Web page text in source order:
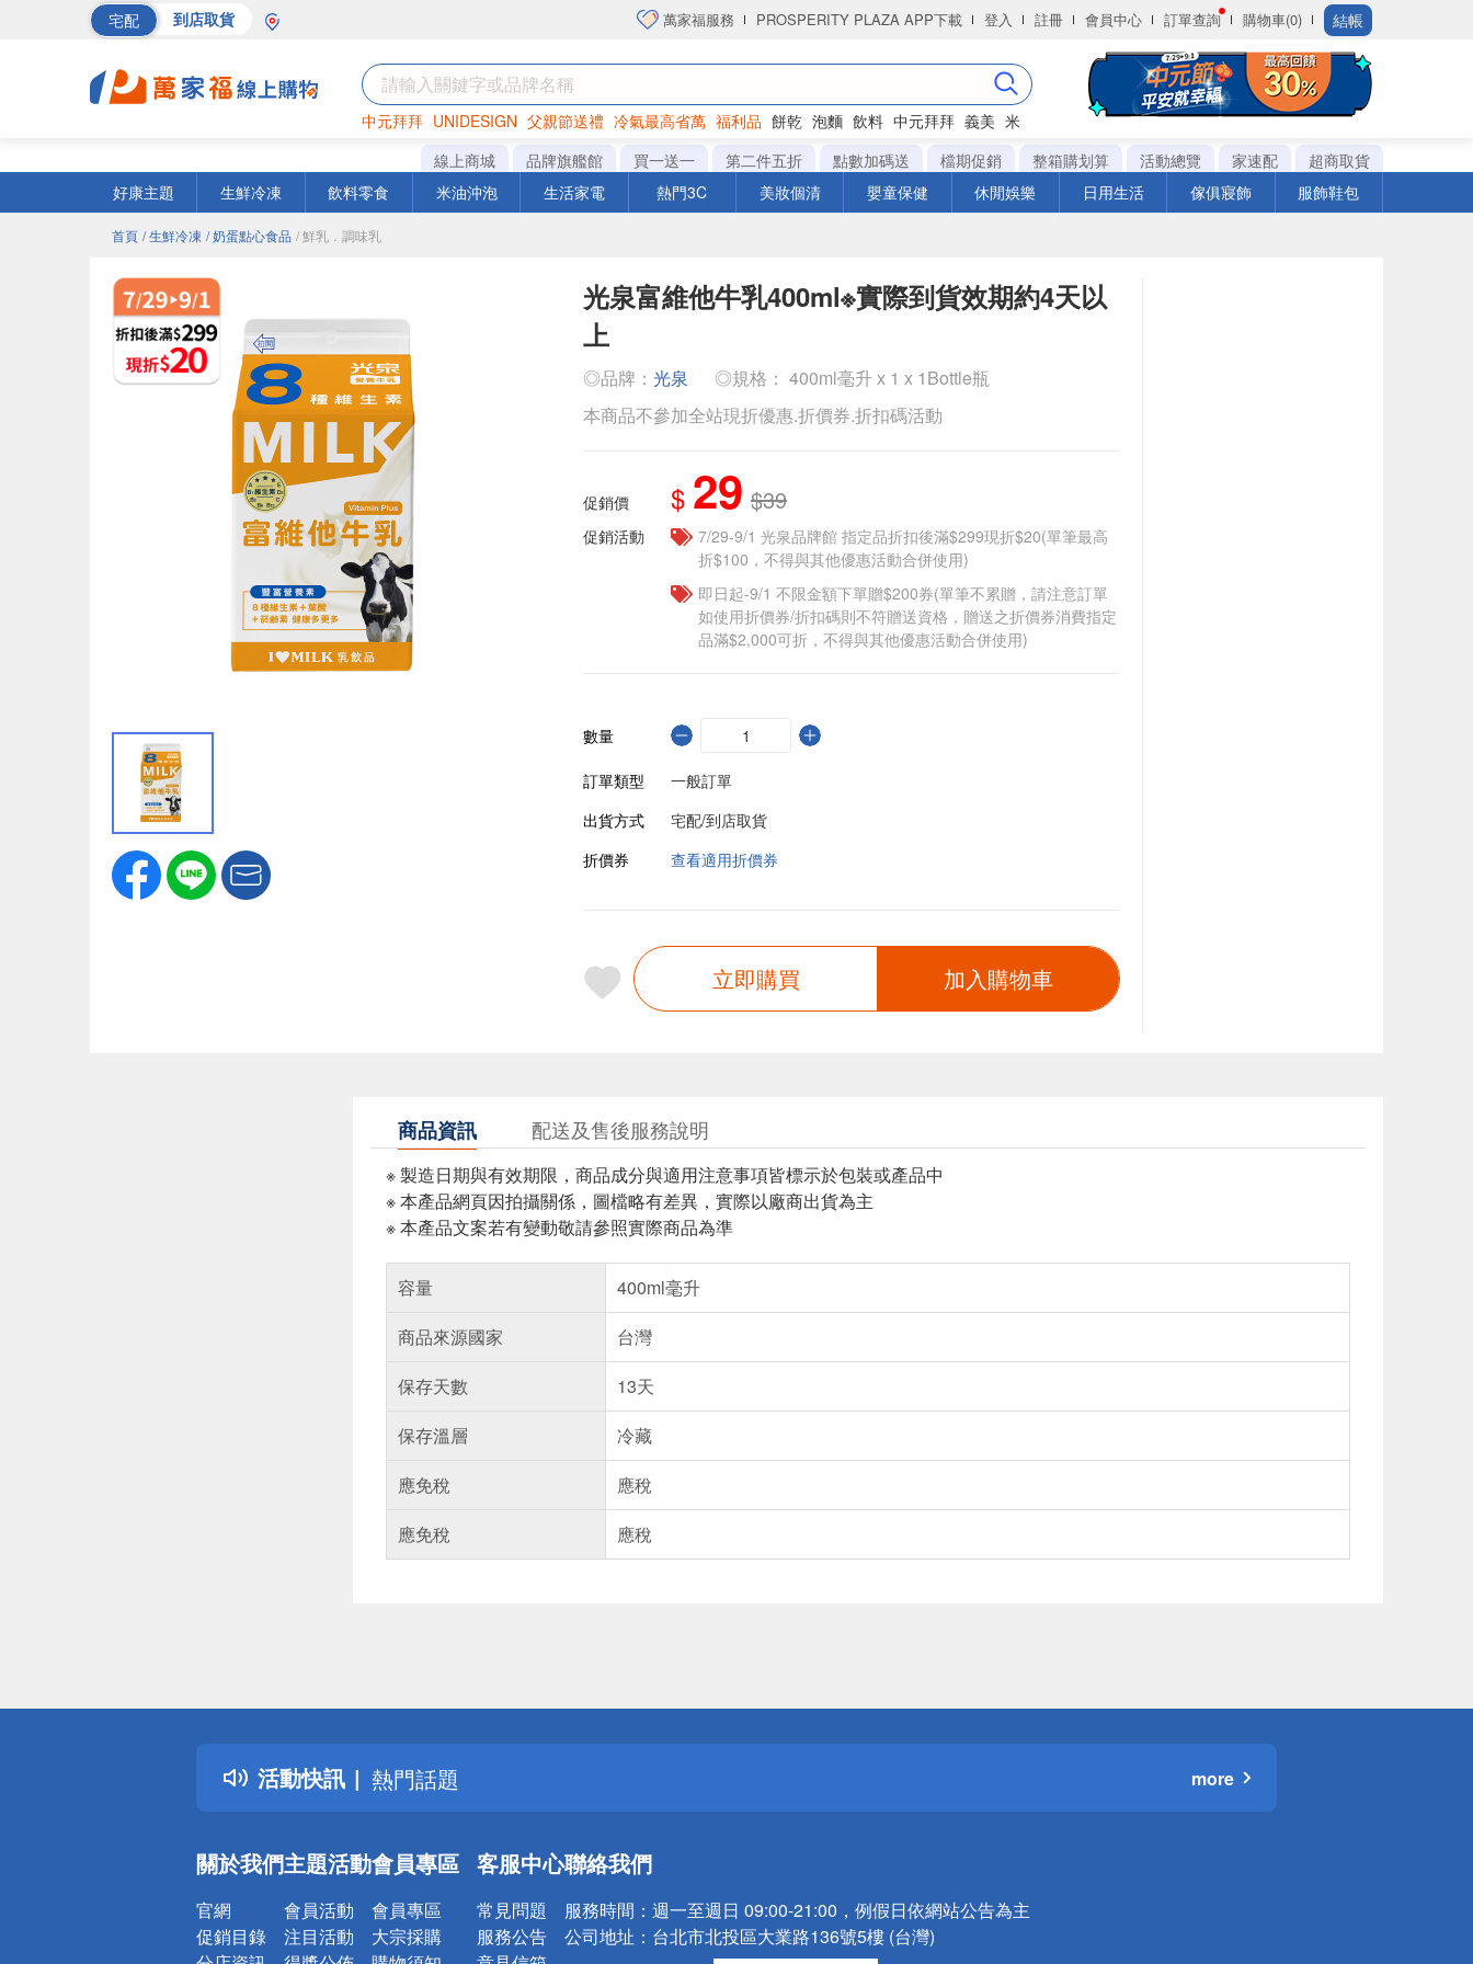
宅配 到店取貨 萬家福服務 PROSPERITY PLAZA APP下載 登入 註冊 會員中心 訂單查詢 購物車(0) 結帳
中元拜拜 UNIDESIGN 父親節送禮 冷氣最高省萬 福利品 餅乾 泡麵 飲料 中元拜拜 義美 米
罐頭 海苔 洋芋片
線上商城 品牌旗艦館 買一送一 第二件五折 點數加碼送 檔期促銷 整箱購划算 活動總覽 家速配
超商取貨
好康主題
生鮮冷凍 飲料零食 米油沖泡 生活家電 熱門3C 美妝個清 嬰童保健 休閒娛樂 日用生活 傢俱寢飾 服飾鞋包
首頁 / 生鮮冷凍 / 奶蛋點心食品 / 鮮乳．調味乳
光泉富維他牛乳400ml※實際到貨效期約4天以
上
◎品牌： 光泉
◎規格： 400ml毫升 x 1 x 1Bottle瓶
本商品不參加全站現折優惠.折價券.折扣碼活動
促銷價 $ 29 $39
促銷活動
7/29-9/1 光泉品牌館 指定品折扣後滿$299現折$20(單筆最高
折$100，不得與其他優惠活動合併使用)
即日起-9/1 不限金額下單贈$200券(單筆不累贈，請注意訂單
如使用折價券/折扣碼則不符贈送資格，贈送之折價券消費指定
品滿$2,000可折，不得與其他優惠活動合併使用)
數量
訂單類型
一般訂單
出貨方式
宅配/到店取貨
折價券
查看適用折價券
立即購買 加入購物車
商品資訊 配送及售後服務說明
※ 製造日期與有效期限，商品成分與適用注意事項皆標示於包裝或產品中
※ 本產品網頁因拍攝關係，圖檔略有差異，實際以廠商出貨為主
※ 本產品文案若有變動敬請參照實際商品為準
容量
400ml毫升
商品來源國家
台灣
保存天數
13天
保存溫層
冷藏
應免稅
應稅
應免稅
應稅
活動快訊
詐騙網頁！請小心！
得獎公告
熱門話題
銀行優惠
詐騙網頁！請小心！
more
關於我們
官網
促銷目錄
主題活動
會員活動
注目活動
會員專區
會員專區
大宗採購
客服中心
常見問題
服務公告
聯絡我們
服務時間： 週一至週日 09:00-21:00，例假日依網站公告為主
公司地址： 台北市北投區大業路136號5樓 (台灣)